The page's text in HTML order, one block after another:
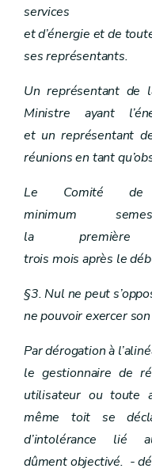
Chapitre
Section1re
Art.
51
quater
Art.51
Section2
Art.51
Art.51octies
Chapitre XIII
Art. 52
bis
Art.53ter
Art.
quater
quinquies
Art.53sexies
Art. 53septies
Chapitre XIV
Art. 55
Art. 56
Art. 58
Art. 60
Art. 61
Art. 62
Art. 63
services
et d’énergie et de
ses représentants.
Un représentant de
Ministre ayant
et un représentant
réunions en tant
Le Comité
minimum
la
trois mois après le
§3. Nul ne peut
ne pouvoir exercer
Par dérogation à
le gestionnaire de
utilisateur ou toute
même toit se
d’intolérance lié
dûment objectivé. -